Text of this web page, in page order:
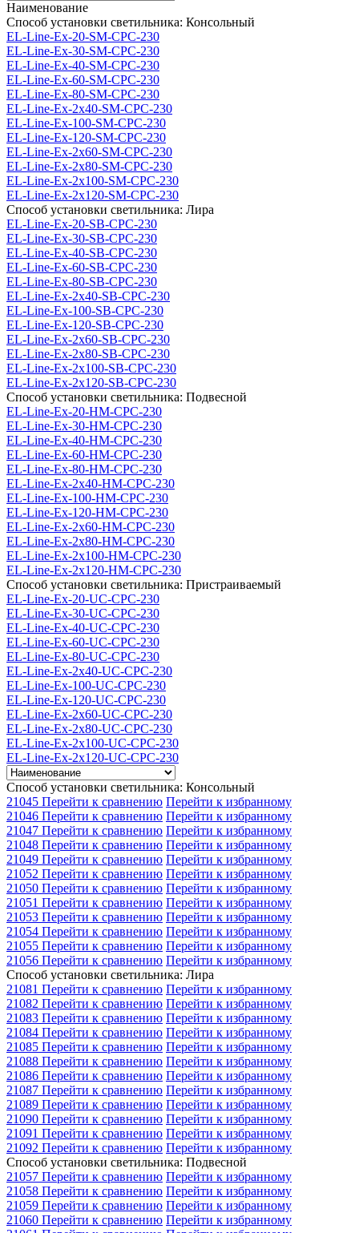
Наименование
Способ установки светильника: Консольный
EL-Line-Ex-20-SM-CPC-230
EL-Line-Ex-30-SM-CPC-230
EL-Line-Ex-40-SM-CPC-230
EL-Line-Ex-60-SM-CPC-230
EL-Line-Ex-80-SM-CPC-230
EL-Line-Ex-2x40-SM-CPC-230
EL-Line-Ex-100-SM-CPC-230
EL-Line-Ex-120-SM-CPC-230
EL-Line-Ex-2x60-SM-CPC-230
EL-Line-Ex-2x80-SM-CPC-230
EL-Line-Ex-2x100-SM-CPC-230
EL-Line-Ex-2x120-SM-CPC-230
Способ установки светильника: Лира
EL-Line-Ex-20-SB-CPC-230
EL-Line-Ex-30-SB-CPC-230
EL-Line-Ex-40-SB-CPC-230
EL-Line-Ex-60-SB-СРС-230
EL-Line-Ex-80-SB-CPC-230
EL-Line-Ex-2x40-SB-CPC-230
EL-Line-Ex-100-SB-CPC-230
EL-Line-Ex-120-SB-CPC-230
EL-Line-Ex-2x60-SB-CPC-230
EL-Line-Ex-2x80-SB-CPC-230
EL-Line-Ex-2x100-SB-CPC-230
EL-Line-Ex-2x120-SB-CPC-230
Способ установки светильника: Подвесной
EL-Line-Ex-20-HM-CPC-230
EL-Line-Ex-30-HM-CPC-230
EL-Line-Ex-40-HM-CPC-230
EL-Line-Ex-60-HM-CPC-230
EL-Line-Ex-80-HM-CPC-230
EL-Line-Ex-2x40-HM-CPC-230
EL-Line-Ex-100-HM-CPC-230
EL-Line-Ex-120-HM-CPC-230
EL-Line-Ex-2x60-HM-CPC-230
EL-Line-Ex-2x80-HM-CPC-230
EL-Line-Ex-2x100-HM-CPC-230
EL-Line-Ex-2x120-HM-CPC-230
Способ установки светильника: Пристраиваемый
EL-Line-Ex-20-UC-CPC-230
EL-Line-Ex-30-UC-CPC-230
EL-Line-Ex-40-UC-СРС-230
EL-Line-Ex-60-UC-CPC-230
EL-Line-Ex-80-UC-CPC-230
EL-Line-Ex-2x40-UC-CPC-230
EL-Line-Ex-100-UC-CPC-230
EL-Line-Ex-120-UC-CPC-230
EL-Line-Ex-2x60-UC-CPC-230
EL-Line-Ex-2x80-UC-CPC-230
EL-Line-Ex-2x100-UC-CPC-230
EL-Line-Ex-2x120-UC-CPC-230
Способ установки светильника: Консольный
21045 Перейти к сравнению Перейти к избранному
21046 Перейти к сравнению Перейти к избранному
21047 Перейти к сравнению Перейти к избранному
21048 Перейти к сравнению Перейти к избранному
21049 Перейти к сравнению Перейти к избранному
21052 Перейти к сравнению Перейти к избранному
21050 Перейти к сравнению Перейти к избранному
21051 Перейти к сравнению Перейти к избранному
21053 Перейти к сравнению Перейти к избранному
21054 Перейти к сравнению Перейти к избранному
21055 Перейти к сравнению Перейти к избранному
21056 Перейти к сравнению Перейти к избранному
Способ установки светильника: Лира
21081 Перейти к сравнению Перейти к избранному
21082 Перейти к сравнению Перейти к избранному
21083 Перейти к сравнению Перейти к избранному
21084 Перейти к сравнению Перейти к избранному
21085 Перейти к сравнению Перейти к избранному
21088 Перейти к сравнению Перейти к избранному
21086 Перейти к сравнению Перейти к избранному
21087 Перейти к сравнению Перейти к избранному
21089 Перейти к сравнению Перейти к избранному
21090 Перейти к сравнению Перейти к избранному
21091 Перейти к сравнению Перейти к избранному
21092 Перейти к сравнению Перейти к избранному
Способ установки светильника: Подвесной
21057 Перейти к сравнению Перейти к избранному
21058 Перейти к сравнению Перейти к избранному
21059 Перейти к сравнению Перейти к избранному
21060 Перейти к сравнению Перейти к избранному